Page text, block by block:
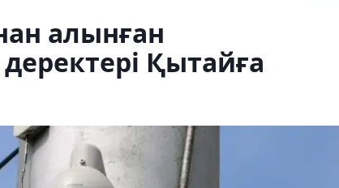
алынған
Қытайға